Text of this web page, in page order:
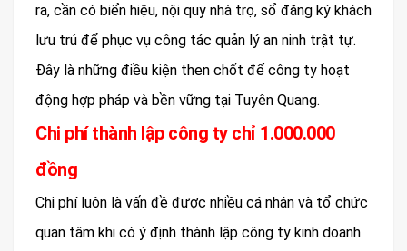
ra, cần có biển hiệu, nội quy nhà trọ, sổ đăng ký khách
lưu trú để phục vụ công tác quản lý an ninh trật tự.
Đây là những điều kiện then chốt để công ty hoạt
động hợp pháp và bền vững tại Tuyên Quang.
Chi phí thành lập công ty chỉ 1.000.000
đồng
Chi phí luôn là vấn đề được nhiều cá nhân và tổ chức
quan tâm khi có ý định thành lập công ty kinh doanh